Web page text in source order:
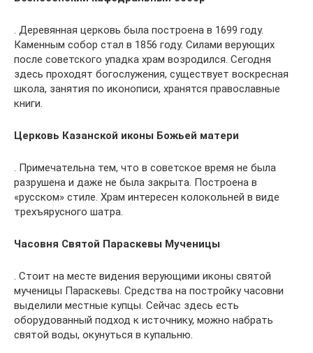
. Деревянная церковь была построена в 1699 году.
Каменным собор стал в 1856 году. Силами верующих
после советского упадка храм возродился. Сегодня
здесь проходят богослужения, существует воскресная
школа, занятия по иконописи, хранятся православные
книги.
Церковь Казанской иконы Божьей матери
. Примечательна тем, что в советское время не была
разрушена и даже не была закрыта. Построена в
«русском» стиле. Храм интересен колокольней в виде
трехъярусного шатра.
Часовня Святой Параскевы Мученицы
. Стоит на месте видения верующими иконы святой
мученицы Параскевы. Средства на постройку часовни
выделили местные купцы. Сейчас здесь есть
оборудованный подход к источнику, можно набрать
святой воды, окунуться в купальню.